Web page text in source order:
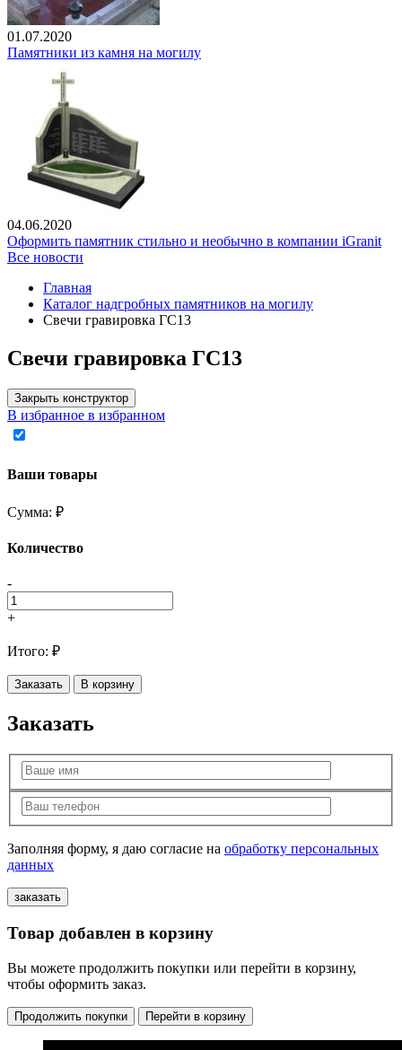
01.07.2020
Памятники из камня на могилу
04.06.2020
Оформить памятник стильно и необычно в компании iGranit
Все новости
Главная
Каталог надгробных памятников на могилу
Свечи гравировка ГС13
Свечи гравировка ГС13
Закрыть конструктор
В избранное в избранном
Ваши товары
Сумма: ₽
Количество
-
+
Итого: ₽
Заказать В корзину
Заказать
Заполняя форму, я даю согласие на обработку персональных
данных
Товар добавлен в корзину
Вы можете продолжить покупки или перейти в корзину,
чтобы оформить заказ.
Продолжить покупки Перейти в корзину